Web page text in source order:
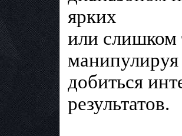
ярких
или слишком
добиться
результатов.